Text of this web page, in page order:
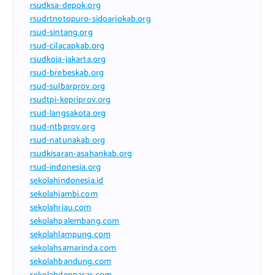
rsudksa-depok.org
rsudrtnotopuro-sidoarjokab.org
rsud-sintang.org
rsud-cilacapkab.org
rsudkoja-jakarta.org
rsud-brebeskab.org
rsud-sulbarprov.org
rsudtpi-kepriprov.org
rsud-langsakota.org
rsud-ntbprov.org
rsud-natunakab.org
rsudkisaran-asahankab.org
rsud-indonesia.org
sekolahindonesia.id
sekolahjambi.com
sekolahriau.com
sekolahpalembang.com
sekolahlampung.com
sekolahsamarinda.com
sekolahbandung.com